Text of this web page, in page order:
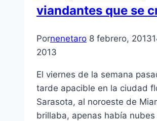
viandantes que se
Pornenetaro 8 febrero, 2013
2013
El viernes de la semana
tarde apacible en la ciudad
Sarasota, al noroeste de
brillaba, apenas habí­a nubes